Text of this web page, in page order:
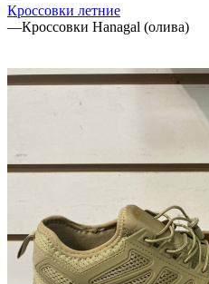
Кроссовки летние
—Кроссовки Hanagal (олива)